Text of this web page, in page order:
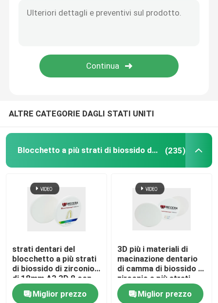
Biossido di zirconio di camma di cad
Ossido di zirconio ceramico
pro biossido di zirconio 3D
ALTRE CATEGORIE DAGLI STATI UNITI
Blocchetto a più strati di biossido di zirconio (235)
strati dentari del
blocchetto a più strati
di biossido di zirconio
di 18mm A3 3D 8 con
forza 1200Mpa
Miglior prezzo
3D più i materiali di
macinazione dentario
di camma di biossido di
zirconio a più strati
cad traslucidità di 57%
- di 43%Miglior prezzo